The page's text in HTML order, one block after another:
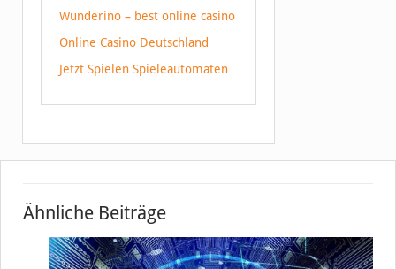
Wunderino – best online casino
Online Casino Deutschland
Jetzt Spielen Spieleautomaten
Ähnliche Beiträge